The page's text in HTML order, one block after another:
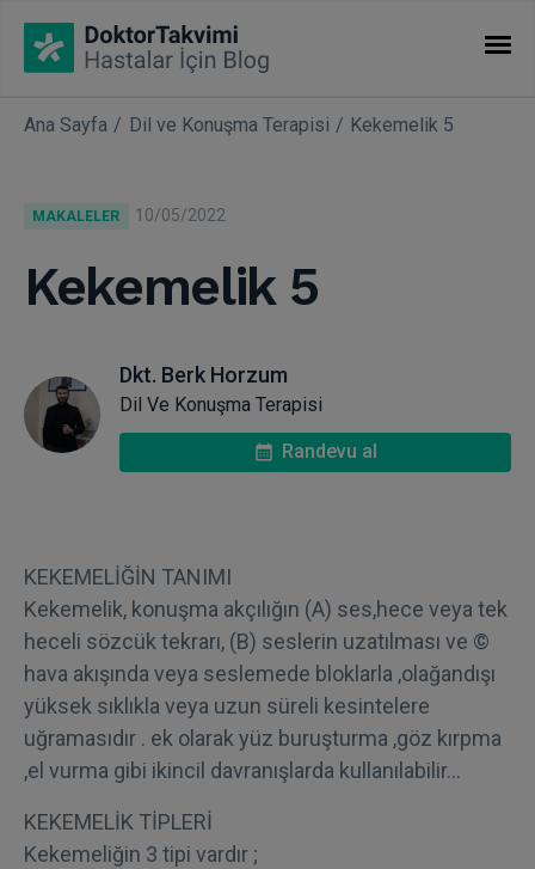
İHTISASLAR
Uzmanlıklar
Ana Sayfa Dil ve Konuşma Terapisi Kekemelik 5
MAKALELER 10/05/2022
Kekemelik 5
Dkt. Berk Horzum
Dil Ve Konuşma Terapisi
Randevu al
KEKEMELİĞİN TANIMI
Kekemelik, konuşma akçılığın (A) ses,hece veya tek
heceli sözcük tekrarı, (B) seslerin uzatılması ve ©
hava akışında veya seslemede bloklarla ,olağandışı
yüksek sıklıkla veya uzun süreli kesintelere
uğramasıdır . ek olarak yüz buruşturma ,göz kırpma
,el vurma gibi ikincil davranışlarda kullanılabilir…
KEKEMELİK TİPLERİ
Kekemeliğin 3 tipi vardır ;